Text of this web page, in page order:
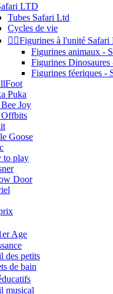
LTD
Tubes Safari Ltd
Cycles de vie
 Figurines à l'unité Safari
Figurines animaux -
Figurines
Figurines féeriques -
Puka
Joy
Goose
to play
Door
Age
des petits
de bain
musical